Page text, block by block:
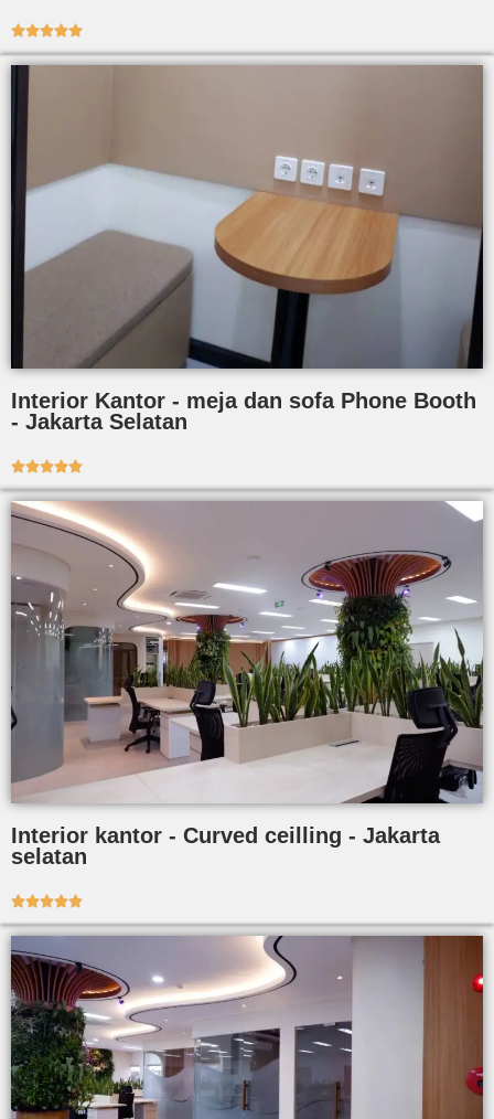

Interior Kantor - meja dan sofa Phone Booth
- Jakarta Selatan

Interior kantor - Curved ceilling - Jakarta
selatan
